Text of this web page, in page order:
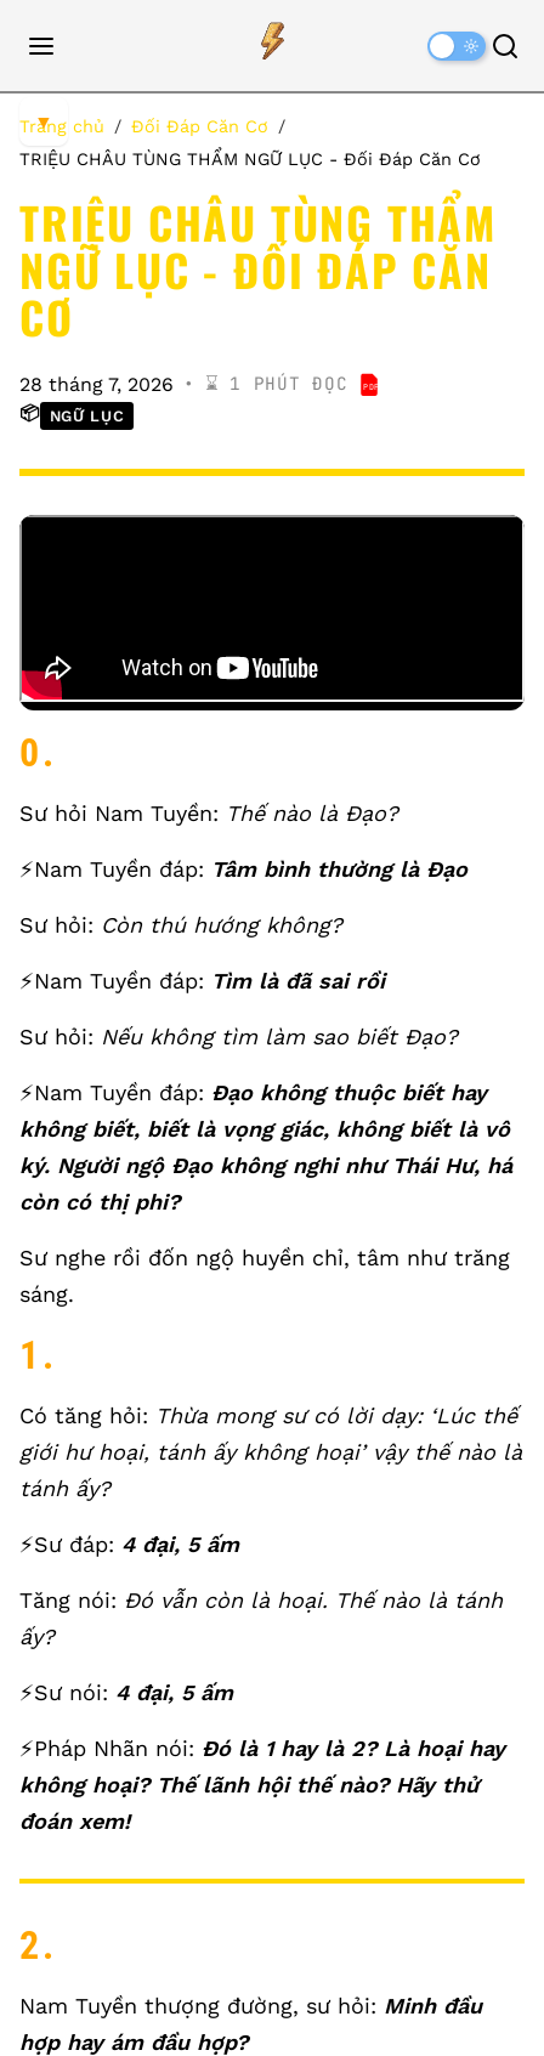
Trang chủ
Đối Đáp Căn Cơ
TRIỆU CHÂU TÙNG THẨM NGỮ LỤC - Đối Đáp Căn Cơ
TRIỆU CHÂU TÙNG THẨM
NGỮ LỤC - ĐỐI ĐÁP CĂN
CƠ
28 tháng 7, 2026 ⌛️ 1 PHÚT ĐỌC PDF
TRIỆU CHÂU
📦 NGỮ LỤC
0.
Sư hỏi Nam Tuyền: Thế nào là Đạo?
⚡️Nam Tuyền đáp: Tâm bình thường là Đạo
Sư hỏi: Còn thú hướng không?
⚡️Nam Tuyền đáp: Tìm là đã sai rồi
Sư hỏi: Nếu không tìm làm sao biết Đạo?
⚡️Nam Tuyền đáp: Đạo không thuộc biết hay
không biết, biết là vọng giác, không biết là vô
ký. Người ngộ Đạo không nghi như Thái Hư, há
còn có thị phi?
Sư nghe rồi đốn ngộ huyền chỉ, tâm như trăng
sáng.
1.
Có tăng hỏi: Thừa mong sư có lời dạy: ‘Lúc thế
giới hư hoại, tánh ấy không hoại’ vậy thế nào là
tánh ấy?
⚡️Sư đáp: 4 đại, 5 ấm
Tăng nói: Đó vẫn còn là hoại. Thế nào là tánh
ấy?
⚡️Sư nói: 4 đại, 5 ấm
⚡️Pháp Nhãn nói: Đó là 1 hay là 2? Là hoại hay
không hoại? Thế lãnh hội thế nào? Hãy thử
đoán xem!
2.
Nam Tuyền thượng đường, sư hỏi: Minh đầu
hợp hay ám đầu hợp?
▼